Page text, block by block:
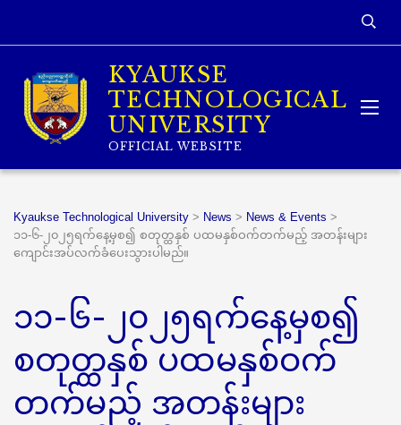
KYAUKSE
TECHNOLOGICAL
UNIVERSITY
OFFICIAL WEBSITE
Kyaukse Technological University > News > News & Events >
၁၁-၆-၂၀၂၅ရက်နေ့မှစ၍ စတုတ္ထနှစ် ပထမနှစ်ဝက်တက်မည့် အတန်းများ
ကျောင်းအပ်လက်ခံပေးသွားပါမည်။
၁၁-၆-၂၀၂၅ရက်နေ့မှစ၍
စတုတ္ထနှစ် ပထမနှစ်ဝက်
တက်မည့် အတန်းများ